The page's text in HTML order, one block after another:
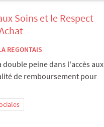
Soins et le Respect
REGONTAIS
double peine dans l'accès aux
de remboursement pour